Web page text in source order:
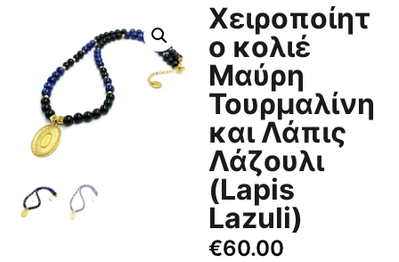
Χειροποίητ
ο κολιέ
Μαύρη
Τουρμαλίνη
και Λάπις
Λάζουλι
(Lapis
Lazuli)
€60.00